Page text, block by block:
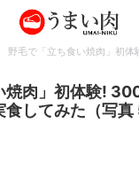
野毛で「立ち食い焼肉」初
焼肉」初体験!
してみた（写真